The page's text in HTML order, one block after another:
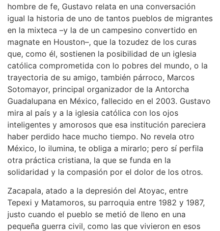
hombre de fe, Gustavo relata en una conversación
igual la historia de uno de tantos pueblos de migrantes
en la mixteca –y la de un campesino convertido en
magnate en Houston–, que la tozudez de los curas
que, como él, sostienen la posibilidad de un iglesia
católica comprometida con lo pobres del mundo, o la
trayectoria de su amigo, también párroco, Marcos
Sotomayor, principal organizador de la Antorcha
Guadalupana en México, fallecido en el 2003. Gustavo
mira al país y a la iglesia católica con los ojos
inteligentes y amorosos que esa institución pareciera
haber perdido hace mucho tiempo. No revela otro
México, lo ilumina, te obliga a mirarlo; pero sí perfila
otra práctica cristiana, la que se funda en la
solidaridad y la compasión por el dolor de los otros.
Zacapala, atado a la depresión del Atoyac, entre
Tepexi y Matamoros, su parroquia entre 1982 y 1987,
justo cuando el pueblo se metió de lleno en una
pequeña guerra civil, como las que vivieron en esos